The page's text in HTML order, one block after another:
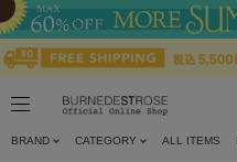
BRAND CATEGORY ALL ITEMS